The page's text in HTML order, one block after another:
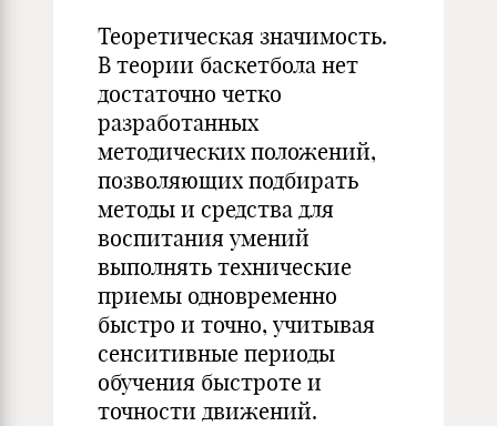
Теоретическая значимость.
В теории баскетбола нет
достаточно четко
разработанных
методических положений,
позволяющих подбирать
методы и средства для
воспитания умений
выполнять технические
приемы одновременно
быстро и точно, учитывая
сенситивные периоды
обучения быстроте и
точности движений.